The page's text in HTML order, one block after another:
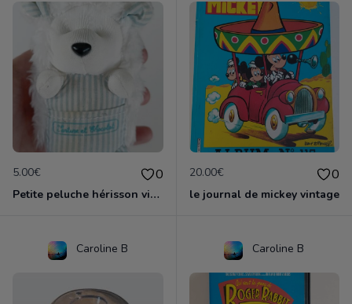
5.00€ 0
Petite peluche hérisson vintage tartine et chocolat
20.00€ 0
le journal de mickey vintage
Caroline B Caroline B